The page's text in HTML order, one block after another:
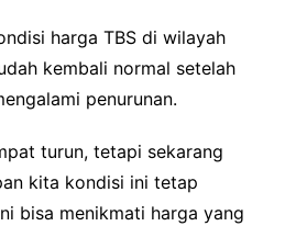
harga TBS di wilayah
kembali normal setelah
penurunan.
turun, tetapi sekarang
kita kondisi ini tetap
bisa menikmati harga yang